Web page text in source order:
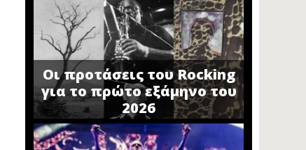
Οι προτάσεις του Rocking
για το πρώτο εξάμηνο του
2026